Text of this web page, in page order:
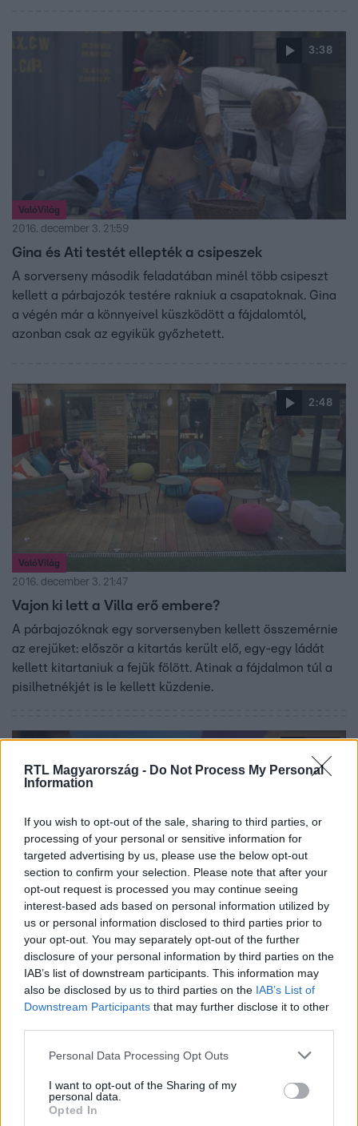
RTL Magyarország - Do Not Process My Personal
Information
If you wish to opt-out of the sale, sharing to third parties, or
processing of your personal or sensitive information for
targeted advertising by us, please use the below opt-out
section to confirm your selection. Please note that after your
opt-out request is processed you may continue seeing
interest-based ads based on personal information utilized by
us or personal information disclosed to third parties prior to
your opt-out. You may separately opt-out of the further
disclosure of your personal information by third parties on the
IAB’s list of downstream participants. This information may
also be disclosed by us to third parties on the IAB’s List of
Downstream Participants that may further disclose it to other
Please note that this website/app uses one or more Google
not limited to your visit or usage behaviour. You may click to
grant or deny consent to Google and its third-party tags to
use your data for below specified purposes in below Google
Personal Data Processing Opt Outs
I want to opt-out of the Sharing of my
personal data.
Opted In
3:38
ValóVilág
2016. december 3. 21:59
Gina és Ati testét ellepték a csipeszek
A sorverseny második feladatában minél több csipeszt
kellett a párbajozók testére rakniuk a csapatoknak. Gina
a végén már a könnyeivel küszködött a fájdalomtól,
azonban csak az egyikük győzhetett.
2:48
ValóVilág
2016. december 3. 21:47
Vajon ki lett a Villa erő embere?
A párbajozóknak egy sorversenyben kellett összemérnie
az erejüket: először a kitartás került elő, egy-egy ládát
kellett kitartaniuk a fejük fölött. Atinak a fájdalmon túl a
pisilhetnékjét is le kellett küzdenie.
ValóVilág
2016. november 19. 21:56
Eljött a sorversenyek sorversenye!
Zsoltiék egy olyan versenyt akartak összehozni a
társaiknak, amiben egyesítik az eddigi sorversenyek
legtöbb feladatát. A párosok estek-keltek és úsztak a
trutyiban rendesen.